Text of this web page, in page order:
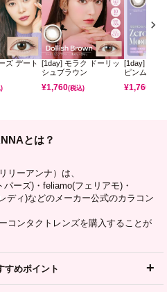
ズ デート
[1day] モラク ドーリッ
シュブラウン
¥1,760(税込)
[1day] ミレ
ピンムーン
¥1,760
とは？
リーアンナ）は、
ーズ)・feliamo(フェリアモ)・
ディ)などのメーカー公式のカラコン
コンタクトレンズを購入することが
すめポイント